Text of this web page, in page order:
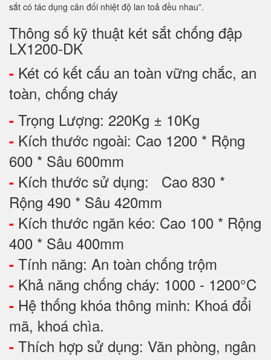
sắt có tác dụng cân đối nhiệt độ lan toả đều nhau”.
Thông số kỹ thuật két sắt chống đập
LX1200-DK
- Két có kết cấu an toàn vững chắc, an
toàn, chống cháy
- Trọng Lượng: 220Kg ± 10Kg
- Kích thước ngoài: Cao 1200 * Rộng
600 * Sâu 600mm
- Kích thước sử dụng: Cao 830 *
Rộng 490 * Sâu 420mm
- Kích thước ngăn kéo: Cao 100 * Rộng
400 * Sâu 400mm
- Tính năng: An toàn chống trộm
- Khả năng chống cháy: 1000 - 1200°C
- Hệ thống khóa thông minh: Khoá đổi
mã, khoá chìa.
- Thích hợp sử dụng: Văn phòng, ngân